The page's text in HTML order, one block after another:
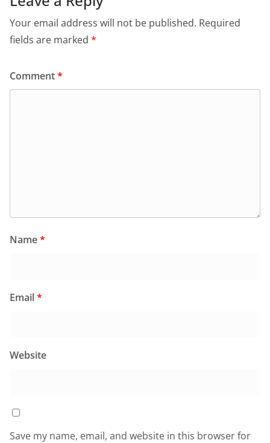
Your email address will not be published. Required
fields are marked *
Comment*
Name*
Email*
Website
Save my name, email, and website in this browser for